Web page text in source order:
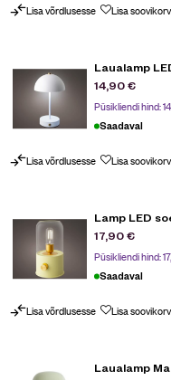
Lisa võrdlusesse Lisa
Laualamp
14,90€
Püsikliendi hind:
Saadaval
Lisa võrdlusesse Lisa
Lamp LED
17,90€
Püsikliendi hind:
Saadaval
Lisa võrdlusesse Lisa
Laualamp